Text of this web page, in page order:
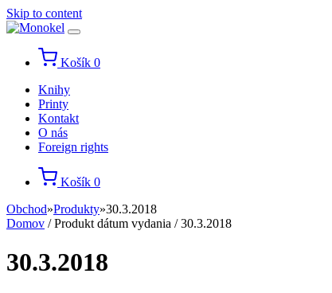
Skip to content
Košík 0
Knihy
Printy
Kontakt
O nás
Foreign rights
Košík 0
Obchod»Produkty»30.3.2018
Domov / Produkt dátum vydania / 30.3.2018
30.3.2018